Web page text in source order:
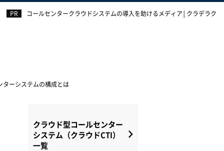
コールセンタークラウドシステムの導入を助けるメディア│クラデラク
ターシステムの構成とは
クラウド型コールセンター
システム（クラウドCTI）
一覧